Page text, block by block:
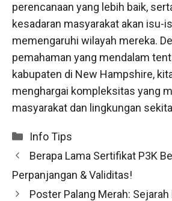
perencanaan yang lebih baik,
kesadaran masyarakat akan isu-
memengaruhi wilayah mereka.
pemahaman yang mendalam
kabupaten di New Hampshire,
menghargai kompleksitas yang
masyarakat dan lingkungan
Categories
Info Tips
Berapa Lama Sertifikat P3K
Perpanjangan & Validitas!
Poster Palang Merah: Sejarah